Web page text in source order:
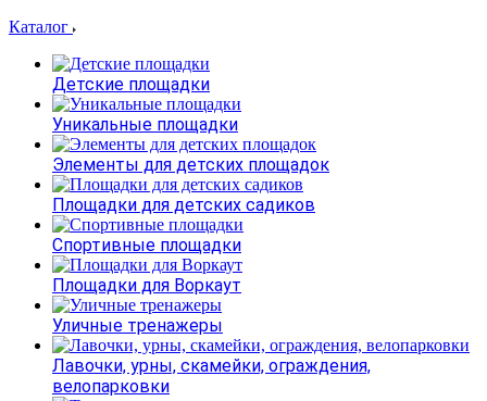
Каталог
Детские площадки
Уникальные площадки
Элементы для детских площадок
Площадки для детских садиков
Спортивные площадки
Площадки для Воркаут
Уличные тренажеры
Лавочки, урны, скамейки, ограждения,
велопарковки